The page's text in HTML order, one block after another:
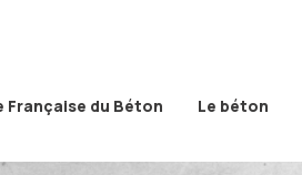
Française du Béton Le béton